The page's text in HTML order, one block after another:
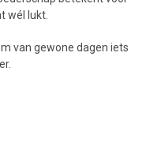
wél lukt.
van gewone dagen iets